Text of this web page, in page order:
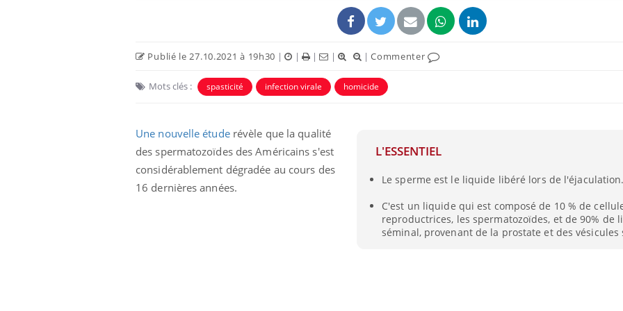
Publié le 27.10.2021 à 19h30 | | | | |Commenter
Mots clés : spasticité infection virale homicide
L'ESSENTIEL
Le sperme est le liquide libéré lors de l'éjaculation.
C'est un liquide qui est composé de 10 % de
reproductrices, les spermatozoïdes, et de 90% de
séminal, provenant de la prostate et des vésicules
Une nouvelle étuderévèle que la qualité
des spermatozoïdes des Américains s'est
considérablement dégradée au cours des
16 dernières années.